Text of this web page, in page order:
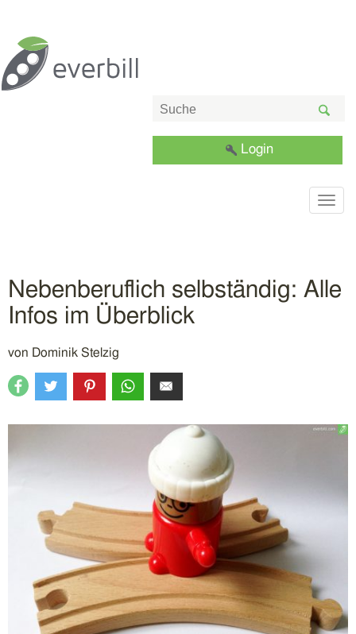
Login
Nebenberuflich selbständig: Alle
Infos im Überblick
von Dominik Stelzig